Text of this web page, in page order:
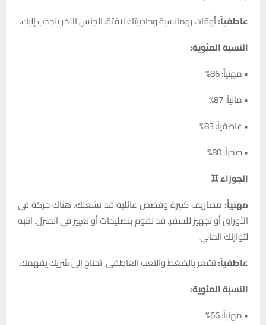
عاطفياً:أوقات رومانسية وجاذبيتك لافتة. الجنس الآخر ينجذب إليك.
النسبة المئوية:
• مهنياً: 86%
• مالياً: 87%
• عاطفياً: 83%
• صحياً: 80%
الجوزاء ♊
مهنياً:مصاريف كثيرة وقصص عائلية قد تشغلك. هناك حركة في
الأوراق أو تجهيز للسفر. قد تقوم بتصليحات أو تغيير في المنزل. انتبه
لتوازنك المالي.
عاطفياً:تشعر بالضغط والتعب العاطفي. تحتاج إلى شريك يفهمك.
النسبة المئوية:
• مهنياً: 66%